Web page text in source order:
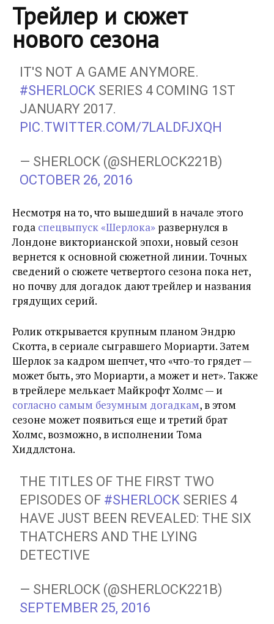
Трейлер и сюжет
нового сезона
IT'S NOT A GAME ANYMORE.
#SHERLOCK SERIES 4 COMING 1ST
JANUARY 2017.
PIC.TWITTER.COM/7LALDFJXQH
— SHERLOCK (@SHERLOCK221B)
OCTOBER 26, 2016
Несмотря на то, что вышедший в начале этого
года спецвыпуск «Шерлока» развернулся в
Лондоне викторианской эпохи, новый сезон
вернется к основной сюжетной линии. Точных
сведений о сюжете четвертого сезона пока нет,
но почву для догадок дают трейлер и названия
грядущих серий.
Ролик открывается крупным планом Эндрю
Скотта, в сериале сыгравшего Мориарти. Затем
Шерлок за кадром шепчет, что «что-то грядет —
может быть, это Мориарти, а может и нет». Также
в трейлере мелькает Майкрофт Холмс — и
согласно самым безумным догадкам, в этом
сезоне может появиться еще и третий брат
Холмс, возможно, в исполнении Тома
Хиддлстона.
THE TITLES OF THE FIRST TWO
EPISODES OF #SHERLOCK SERIES 4
HAVE JUST BEEN REVEALED: THE SIX
THATCHERS AND THE LYING
DETECTIVE
— SHERLOCK (@SHERLOCK221B)
SEPTEMBER 25, 2016